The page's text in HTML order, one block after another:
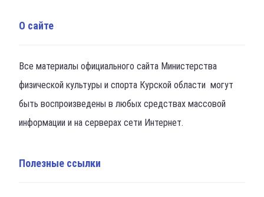
О сайте
Все материалы официального сайта Министерства
физической культуры и спорта Курской области могут
быть воспроизведены в любых средствах массовой
информации и на серверах сети Интернет.
Полезные ссылки